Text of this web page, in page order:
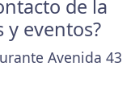
de la
eventos?
Avenida 43